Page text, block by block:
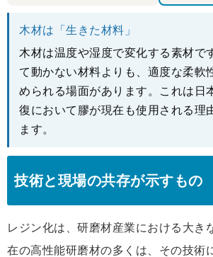
木材は「生きた材料」
木材は温度や湿度で変化する素材で
て動かない材料よりも、適度な柔軟
められる場面があります。これは日
復において膠が現在も使用される理
ます。
技術と現場の共存が示すもの
レジン化は、研磨材産業における大き
在の高性能研磨材の多くは、その技術